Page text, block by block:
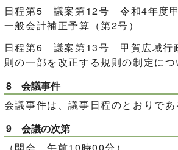
日程第5 議案第12号 令和4年度
一般会計補正予算（第2号）
日程第6 議案第13号 甲賀広域行
則の一部を改正する規則の制定につ
8 会議事件
会議事件は、議事日程のとおりであ
9 会議の次第